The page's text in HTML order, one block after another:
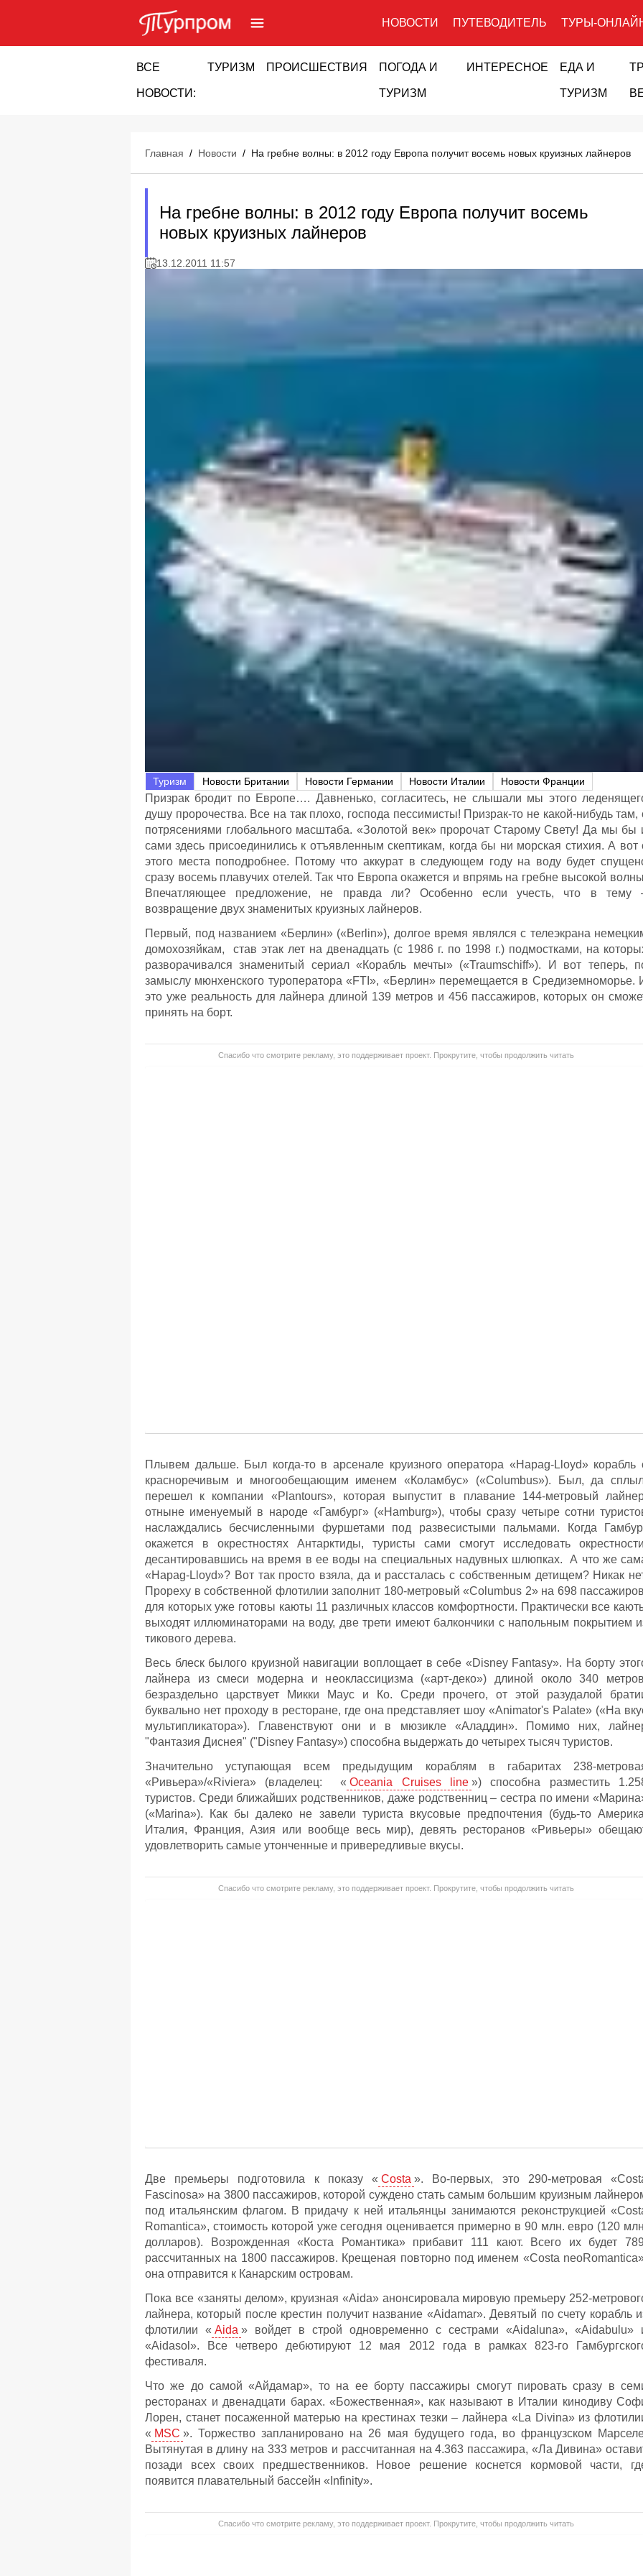
НОВОСТИ ПУТЕВОДИТЕЛЬ ТУРЫ-
ВСЕ
НОВОСТИ:
ТУРИЗМ ПРОИСШЕСТВИЯ ПОГОДА И
ТУРИЗМ
ИНТЕРЕСНОЕ ЕДА И
ТУРИЗМ
Главная / Новости / На гребне волны: в 2012 году Европа получит восемь новых круизных лайнеров
На гребне волны: в 2012 году Европа получит восемь
новых круизных лайнеров
13.12.2011 11:57
Туризм Новости Британии Новости Германии Новости Италии Новости Франции
Призрак бродит по Европе…. Давненько, согласитесь, не слышали мы этого
душу пророчества. Все на так плохо, господа пессимисты! Призрак-то не какой-нибудь там,
потрясениями глобального масштаба. «Золотой век» пророчат Старому Свету! Да мы бы
сами здесь присоединились к отъявленным скептикам, когда бы ни морская стихия. А вот
этого места поподробнее. Потому что аккурат в следующем году на воду будет
сразу восемь плавучих отелей. Так что Европа окажется и впрямь на гребне высокой
Впечатляющее предложение, не правда ли? Особенно если учесть, что в тему
возвращение двух знаменитых круизных лайнеров.
Первый, под названием «Берлин» («Berlin»), долгое время являлся с телеэкрана
домохозяйкам, став этак лет на двенадцать (с 1986 г. по 1998 г.) подмостками, на
разворачивался знаменитый сериал «Корабль мечты» («Traumschiff»). И вот теперь,
замыслу мюнхенского туроператора «FTI», «Берлин» перемещается в Средиземноморье.
это уже реальность для лайнера длиной 139 метров и 456 пассажиров, которых он
принять на борт.
Спасибо что смотрите рекламу, это поддерживает проект. Прокрутите, чтобы продолжить читать
Плывем дальше. Был когда-то в арсенале круизного оператора «Hapag-Lloyd» корабль
красноречивым и многообещающим именем «Коламбус» («Columbus»). Был, да
перешел к компании «Plantours», которая выпустит в плавание 144-метровый
отныне именуемый в народе «Гамбург» («Hamburg»), чтобы сразу четыре сотни
наслаждались бесчисленными фуршетами под развесистыми пальмами. Когда
окажется в окрестностях Антарктиды, туристы сами смогут исследовать
десантировавшись на время в ее воды на специальных надувных шлюпках. А что же
«Hapag-Lloyd»? Вот так просто взяла, да и рассталась с собственным детищем? Никак
Прореху в собственной флотилии заполнит 180-метровый «Columbus 2» на 698
для которых уже готовы каюты 11 различных классов комфортности. Практически все
выходят иллюминаторами на воду, две трети имеют балкончики с напольным покрытием
тикового дерева.
Весь блеск былого круизной навигации воплощает в себе «Disney Fantasy». На борту
лайнера из смеси модерна и неоклассицизма («арт-деко») длиной около 340
безраздельно царствует Микки Маус и Ко. Среди прочего, от этой разудалой
буквально нет проходу в ресторане, где она представляет шоу «Animator's Palate» («На
мультипликатора»). Главенствуют они и в мюзикле «Аладдин». Помимо них,
"Фантазия Диснея" ("Disney Fantasy») способна выдержать до четырех тысяч туристов.
Значительно уступающая всем предыдущим кораблям в габаритах 238-
«Ривьера»/«Riviera» (владелец: « Oceania Cruises line ») способна разместить
туристов. Среди ближайших родственников, даже родственниц – сестра по имени
(«Marina»). Как бы далеко не завели туриста вкусовые предпочтения (будь-то
Италия, Франция, Азия или вообще весь мир), девять ресторанов «Ривьеры»
удовлетворить самые утонченные и привередливые вкусы.
Спасибо что смотрите рекламу, это поддерживает проект. Прокрутите, чтобы продолжить читать
Две премьеры подготовила к показу « Costa ». Во-первых, это 290-метровая
Fascinosa» на 3800 пассажиров, которой суждено стать самым большим круизным
под итальянским флагом. В придачу к ней итальянцы занимаются реконструкцией
Romantica», стоимость которой уже сегодня оценивается примерно в 90 млн. евро (120
долларов). Возрожденная «Коста Романтика» прибавит 111 кают. Всего их будет
рассчитанных на 1800 пассажиров. Крещеная повторно под именем «Costa
она отправится к Канарским островам.
Пока все «заняты делом», круизная «Aida» анонсировала мировую премьеру 252-
лайнера, который после крестин получит название «Aidamar». Девятый по счету корабль
флотилии « Aida » войдет в строй одновременно с сестрами «Aidaluna», «Aidabulu»
«Aidasol». Все четверо дебютируют 12 мая 2012 года в рамках 823-го
фестиваля.
Что же до самой «Айдамар», то на ее борту пассажиры смогут пировать сразу в
ресторанах и двенадцати барах. «Божественная», как называют в Италии кинодиву
Лорен, станет посаженной матерью на крестинах тезки – лайнера «La Divina» из
« MSC ». Торжество запланировано на 26 мая будущего года, во французском
Вытянутая в длину на 333 метров и рассчитанная на 4.363 пассажира, «Ла Дивина»
позади всех своих предшественников. Новое решение коснется кормовой части,
появится плавательный бассейн «Infinity».
Спасибо что смотрите рекламу, это поддерживает проект. Прокрутите, чтобы продолжить читать